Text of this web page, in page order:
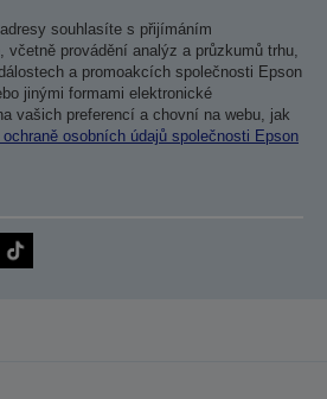
souhlasíte s přijímáním
včetně provádění analýz a průzkumů trhu,
a promoakcích společnosti Epson
jinými formami elektronické
vašich preferencí a chovní na webu, jak
ochraně osobních údajů společnosti Epson